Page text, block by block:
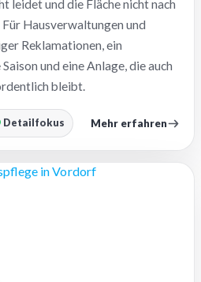
leidet und die Fläche nicht nach
Hausverwaltungen und
Reklamationen, ein
und eine Anlage, die auch
bleibt.
Detailfokus Mehr erfahren